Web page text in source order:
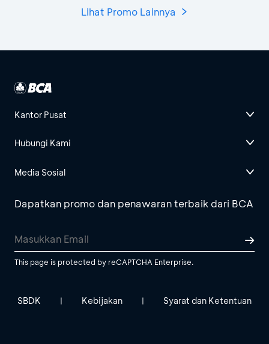
Lihat Promo Lainnya
Kantor Pusat
Hubungi Kami
Media Sosial
Dapatkan promo dan penawaran terbaik dari BCA
This page is protected by reCAPTCHA Enterprise.
SBDK | Kebijakan | Syarat dan Ketentuan